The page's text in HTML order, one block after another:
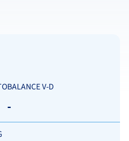
BALANCE V-D
-